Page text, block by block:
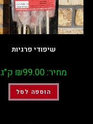
שיפודי פרגיות
מחיר: ₪99.00 ק״ג
הוספה לסל